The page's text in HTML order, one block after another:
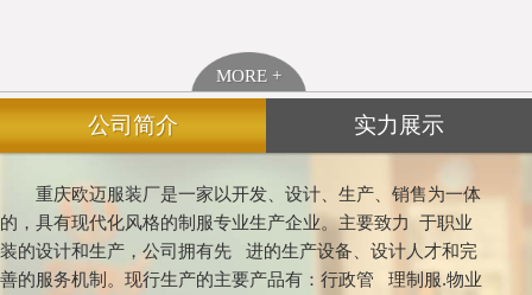
MORE +
公司简介 实力展示
重庆欧迈服装厂是一家以开发、设计、生产、销售为一体
的，具有现代化风格的制服专业生产企业。主要致力 于职业
装的设计和生产，公司拥有先 进的生产设备、设计人才和完
善的服务机制。现行生产的主要产品有：行政管 理制服.物业